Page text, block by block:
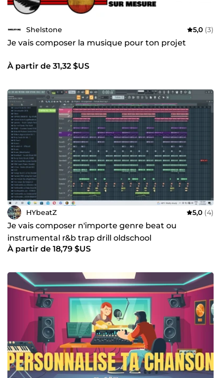
Shelstone 5,0 (3)
Je vais composer la musique pour ton projet
À partir de 31,32 $US
HYbeatZ 5,0 (4)
Je vais composer n'importe genre beat ou
instrumental r&b trap drill oldschool
À partir de 18,79 $US